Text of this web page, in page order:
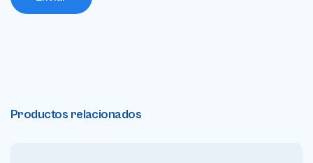
Productos relacionados